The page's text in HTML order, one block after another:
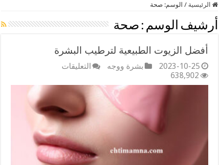
الرئيسية / الوسم: صحة
أرشيف الوسم : صحة
أفضل الزيوت الطبيعية لترطيب البشرة
2023-10-25 بشرة ووجه التعليقات
الزيوت
الطبيعية
لترطيب
البشرة
مغلقة
638,902